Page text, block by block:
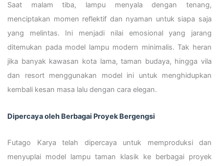
Saat malam tiba, lampu menyala dengan tenang,
menciptakan momen reflektif dan nyaman untuk siapa saja
yang melintas. Ini menjadi nilai emosional yang jarang
ditemukan pada model lampu modern minimalis. Tak heran
jika banyak kawasan kota lama, taman budaya, hingga vila
dan resort menggunakan model ini untuk menghidupkan
kembali kesan masa lalu dengan cara elegan.
Dipercaya oleh Berbagai Proyek Bergengsi
Futago Karya telah dipercaya untuk memproduksi dan
menyuplai model lampu taman klasik ke berbagai proyek